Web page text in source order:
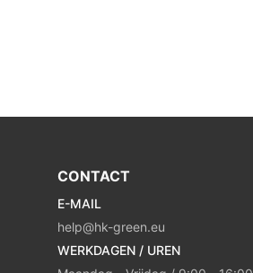
CONTACT
E-MAIL
help@hk-green.eu
WERKDAGEN / UREN